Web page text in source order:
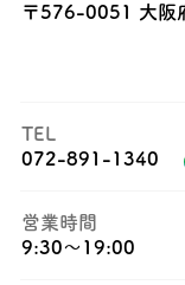
〒576-0051 大阪
TEL
072-891-1340
営業時間
9:30〜19:00